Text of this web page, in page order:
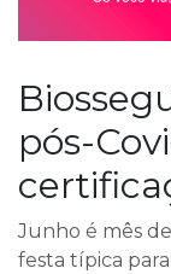
pós-
Junho é mês
festa típica